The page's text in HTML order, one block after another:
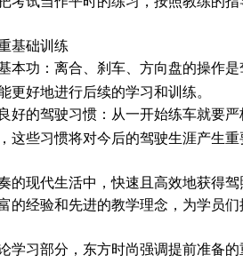
基础训练
本功：离合、刹车、方向盘的操作
更好地进行后续的学习和训练。
好的驾驶习惯：从一开始练车就要
这些习惯将对今后的驾驶生涯产生重
的现代生活中，快速且高效地获得
的经验和先进的教学理念，为学员们
学习部分，东方时尚强调提前准备